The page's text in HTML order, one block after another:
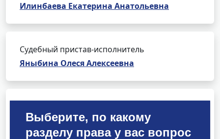
Илинбаева Екатерина Анатольевна
Судебный пристав-исполнитель
Яныбина Олеся Алексеевна